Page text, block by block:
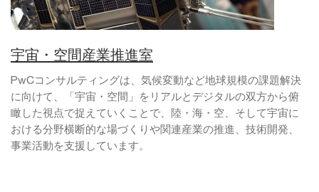
宇宙・空間産業推進室
PwCコンサルティングは、気候変動など地球規模の課題解決
に向けて、「宇宙・空間」をリアルとデジタルの双方から俯
瞰した視点で捉えていくことで、陸・海・空、そして宇宙に
おける分野横断的な場づくりや関連産業の推進、技術開発、
事業活動を支援しています。